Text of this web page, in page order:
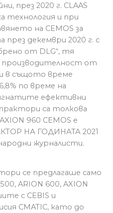
през 2020 г. CLAAS
технология и при
на CEMOS за
декември 2020 г. с
от DLG“, тя
производителност от
и в същото време
по време на
ефективни
са толкова
960 CEMOS е
НА ГОДИНАТА 2021
журналисти.
се предлагаше само
ARION 600, AXION
с CEBIS и
CMATIC, като до